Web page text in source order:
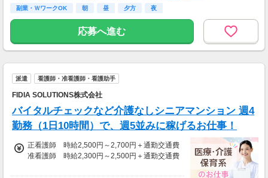
ご都合にあわせてルートや個数は調整可能！
※1日2万円保証の案件もあり！
＊現金手渡し・日払いご相談OK
＊前払い制度あり（稼働分のみ）
【日収例】
1万9000円
副業・ＷワークOK
朝 昼 夕方 夜
応募へ進む
派遣 看護師・准看護師・看護助手
FIDIA SOLUTIONS株式会社
バイタルチェックなど介護なしシニアマンション 週4
勤務（1日10時間）で、週5並みに稼げるお仕事！
正看護師 時給2,500円～2,700円＋通勤交通費
准看護師 時給2,300円～2,500円＋通勤交通費